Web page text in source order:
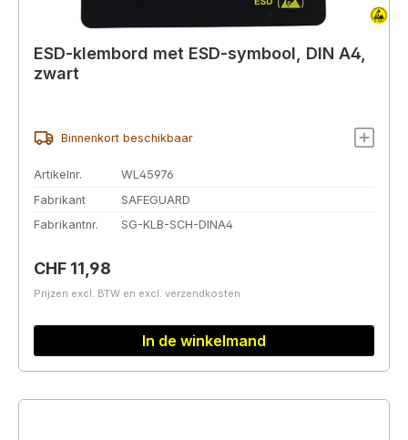
ESD-klembord met ESD-symbool, DIN A4,
zwart
Binnenkort beschikbaar
Artikelnr.
WL45976
Fabrikant
SAFEGUARD
Fabrikantnr.
SG-KLB-SCH-DINA4
Normale prijs:
CHF 11,98
Prijzen excl. BTW en excl. verzendkosten
In de winkelmand